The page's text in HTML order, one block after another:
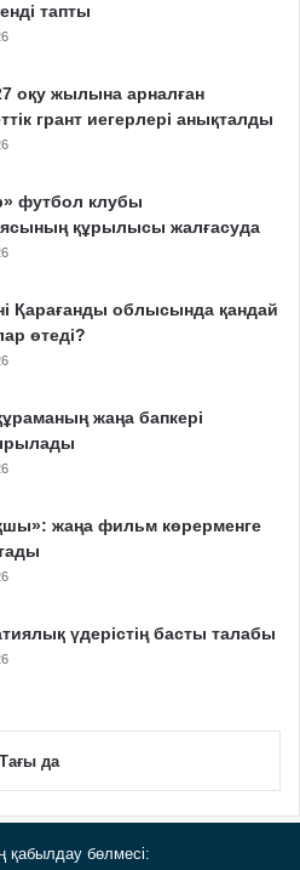
тапты
оқу жылына арналған
грант иегерлері анықталды
футбол клубы
құрылысы жалғасуда
Қарағанды облысында қандай
өтеді?
жаңа бапкері
жаңа фильм көрерменге
үдерістің басты талабы
Тағы да
қабылдау бөлмесі: